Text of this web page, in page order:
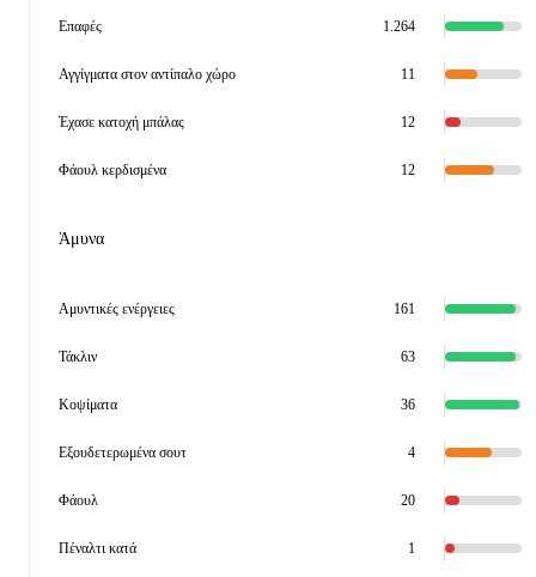
Επαφές 1.264
Αγγίγματα στον αντίπαλο χώρο 11
Έχασε κατοχή μπάλας 12
Φάουλ κερδισμένα 12
Άμυνα
Αμυντικές ενέργειες 161
Τάκλιν 63
Κοψίματα 36
Εξουδετερωμένα σουτ 4
Φάουλ 20
Πέναλτι κατά 1